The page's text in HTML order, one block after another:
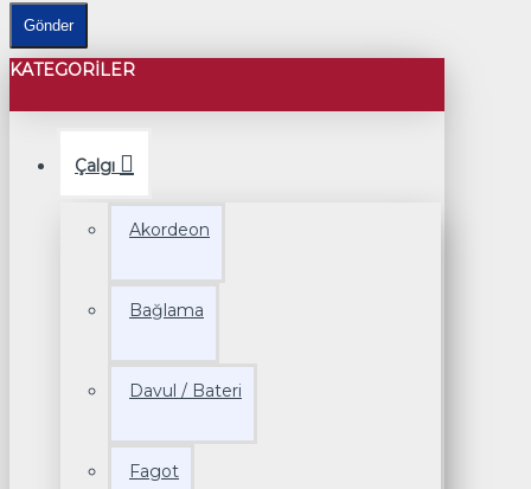
Gönder
KATEGORILER
Çalgı
Akordeon
Bağlama
Davul / Bateri
Fagot